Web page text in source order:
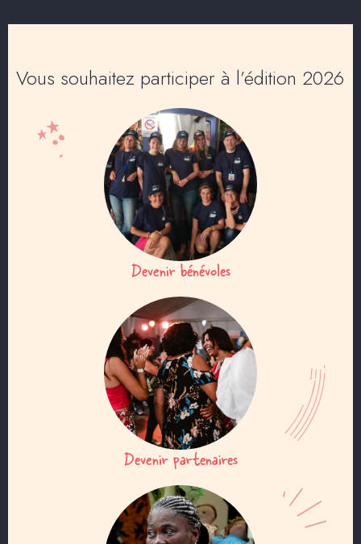
Vous souhaitez participer à l’édition 2026
Devenir bénévoles
Devenir partenaires